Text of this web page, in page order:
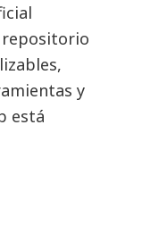
repositorio
y
está